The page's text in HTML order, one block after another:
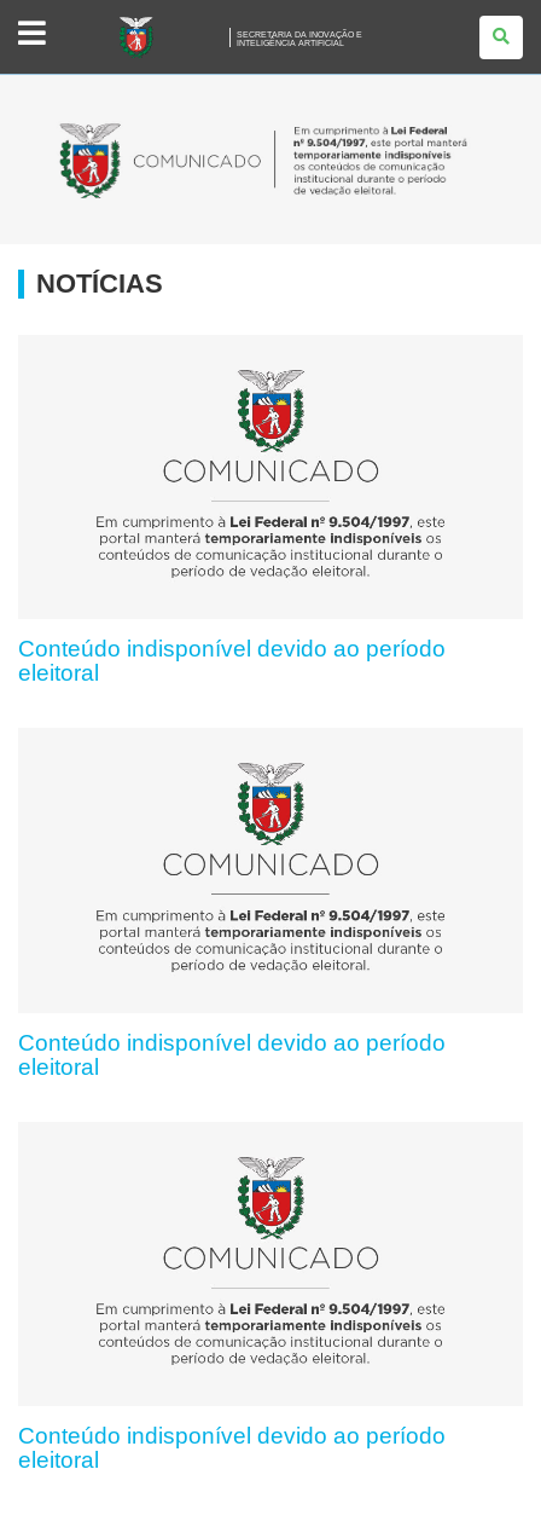
SECRETARIA
INOVAÇÃO
E</BR>
SECRETARIA DA INOVAÇÃO E
INTELIGÊNCIA ARTIFICIAL
NOTÍCIAS
Conteúdo indisponível devido ao período
eleitoral
Conteúdo indisponível devido ao período
eleitoral
Conteúdo indisponível devido ao período
eleitoral